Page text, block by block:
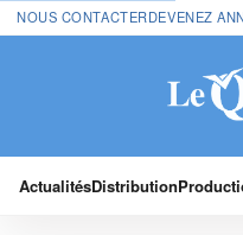
NOUS CONTACTERDEVENEZ
ActualitésDistribution